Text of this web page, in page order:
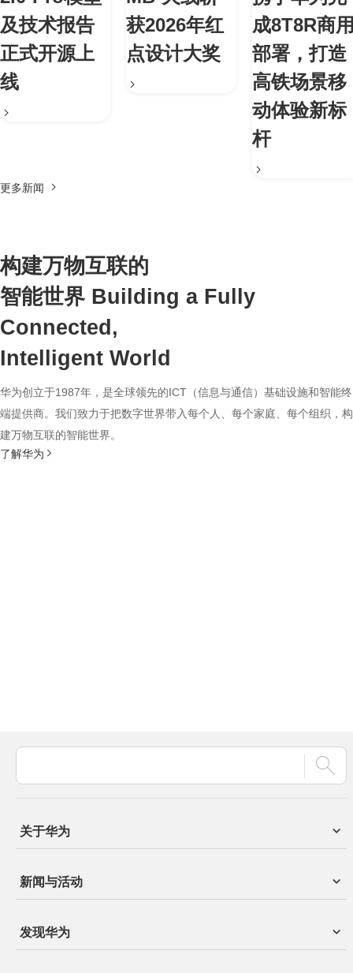
及技术报告
正式开源上
线
获2026年红
点设计大奖
成8T8R商
部署，打造
高铁场景移
动体验新标
杆
更多新闻
构建万物互联的
智能世界 Building a Fully
Connected,
Intelligent World
华为创立于1987年，是全球领先的ICT（信息与通信）基础设施和智能终
端提供商。我们致力于把数字世界带入每个人、每个家庭、每个组织，构
建万物互联的智能世界。
了解华为
关于华为
新闻与活动
发现华为